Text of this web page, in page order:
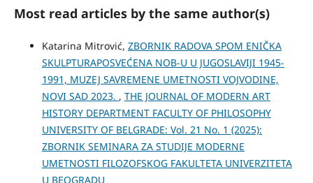
Most read articles by the same author(s)
Katarina Mitrović, ZBORNIK RADOVA SPOM ENIČKA
SKULPTURAPOSVEĆENA NOB-U U JUGOSLAVIJI 1945-
1991, MUZEJ SAVREMENE UMETNOSTI VOJVODINE,
NOVI SAD 2023. , THE JOURNAL OF MODERN ART
HISTORY DEPARTMENT FACULTY OF PHILOSOPHY
UNIVERSITY OF BELGRADE: Vol. 21 No. 1 (2025):
ZBORNIK SEMINARA ZA STUDIJE MODERNE
UMETNOSTI FILOZOFSKOG FAKULTETA UNIVERZITETA
U BEOGRADU